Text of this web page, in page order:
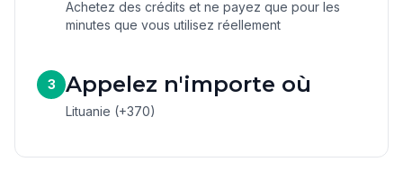
Achetez des crédits et ne payez que pour les
minutes que vous utilisez réellement
3 Appelez n'importe où
Lituanie (+370)